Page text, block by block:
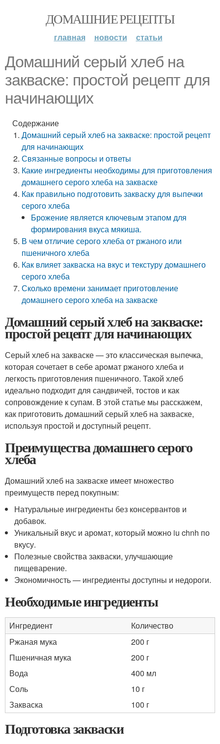
ДОМАШНИЕ РЕЦЕПТЫ
главная новости статьи
Домашний серый хлеб на
закваске: простой рецепт для
начинающих
Содержание
Домашний серый хлеб на закваске: простой рецепт
для начинающих
Связанные вопросы и ответы
Какие ингредиенты необходимы для приготовления
домашнего серого хлеба на закваске
Как правильно подготовить закваску для выпечки
серого хлеба
Брожение является ключевым этапом для
формирования вкуса мякиша.
В чем отличие серого хлеба от ржаного или
пшеничного хлеба
Как влияет закваска на вкус и текстуру домашнего
серого хлеба
Сколько времени занимает приготовление
домашнего серого хлеба на закваске
Домашний серый хлеб на закваске:
простой рецепт для начинающих
Серый хлеб на закваске — это классическая выпечка,
которая сочетает в себе аромат ржаного хлеба и
легкость приготовления пшеничного. Такой хлеб
идеально подходит для сандвичей, тостов и как
сопровождение к супам. В этой статье мы расскажем,
как приготовить домашний серый хлеб на закваске,
используя простой и доступный рецепт.
Преимущества домашнего серого
хлеба
Домашний хлеб на закваске имеет множество
преимуществ перед покупным:
Натуральные ингредиенты без консервантов и
добавок.
Уникальный вкус и аромат, который можно iu chnh по
вкусу.
Полезные свойства закваски, улучшающие
пищеварение.
Экономичность — ингредиенты доступны и недороги.
Необходимые ингредиенты
Ингредиент
Количество
Ржаная мука
200 г
Пшеничная мука
200 г
Вода
400 мл
Соль
10 г
Закваска
100 г
Подготовка закваски